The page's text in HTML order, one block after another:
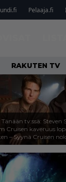
Pelaaja.fi
RAKUTEN TV
Tänään tv:ssä: Steven
Cruisen kaveruus
– Syynä Cruisen